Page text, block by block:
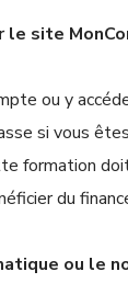
le site
ou y
si vous
formation
du
ou le